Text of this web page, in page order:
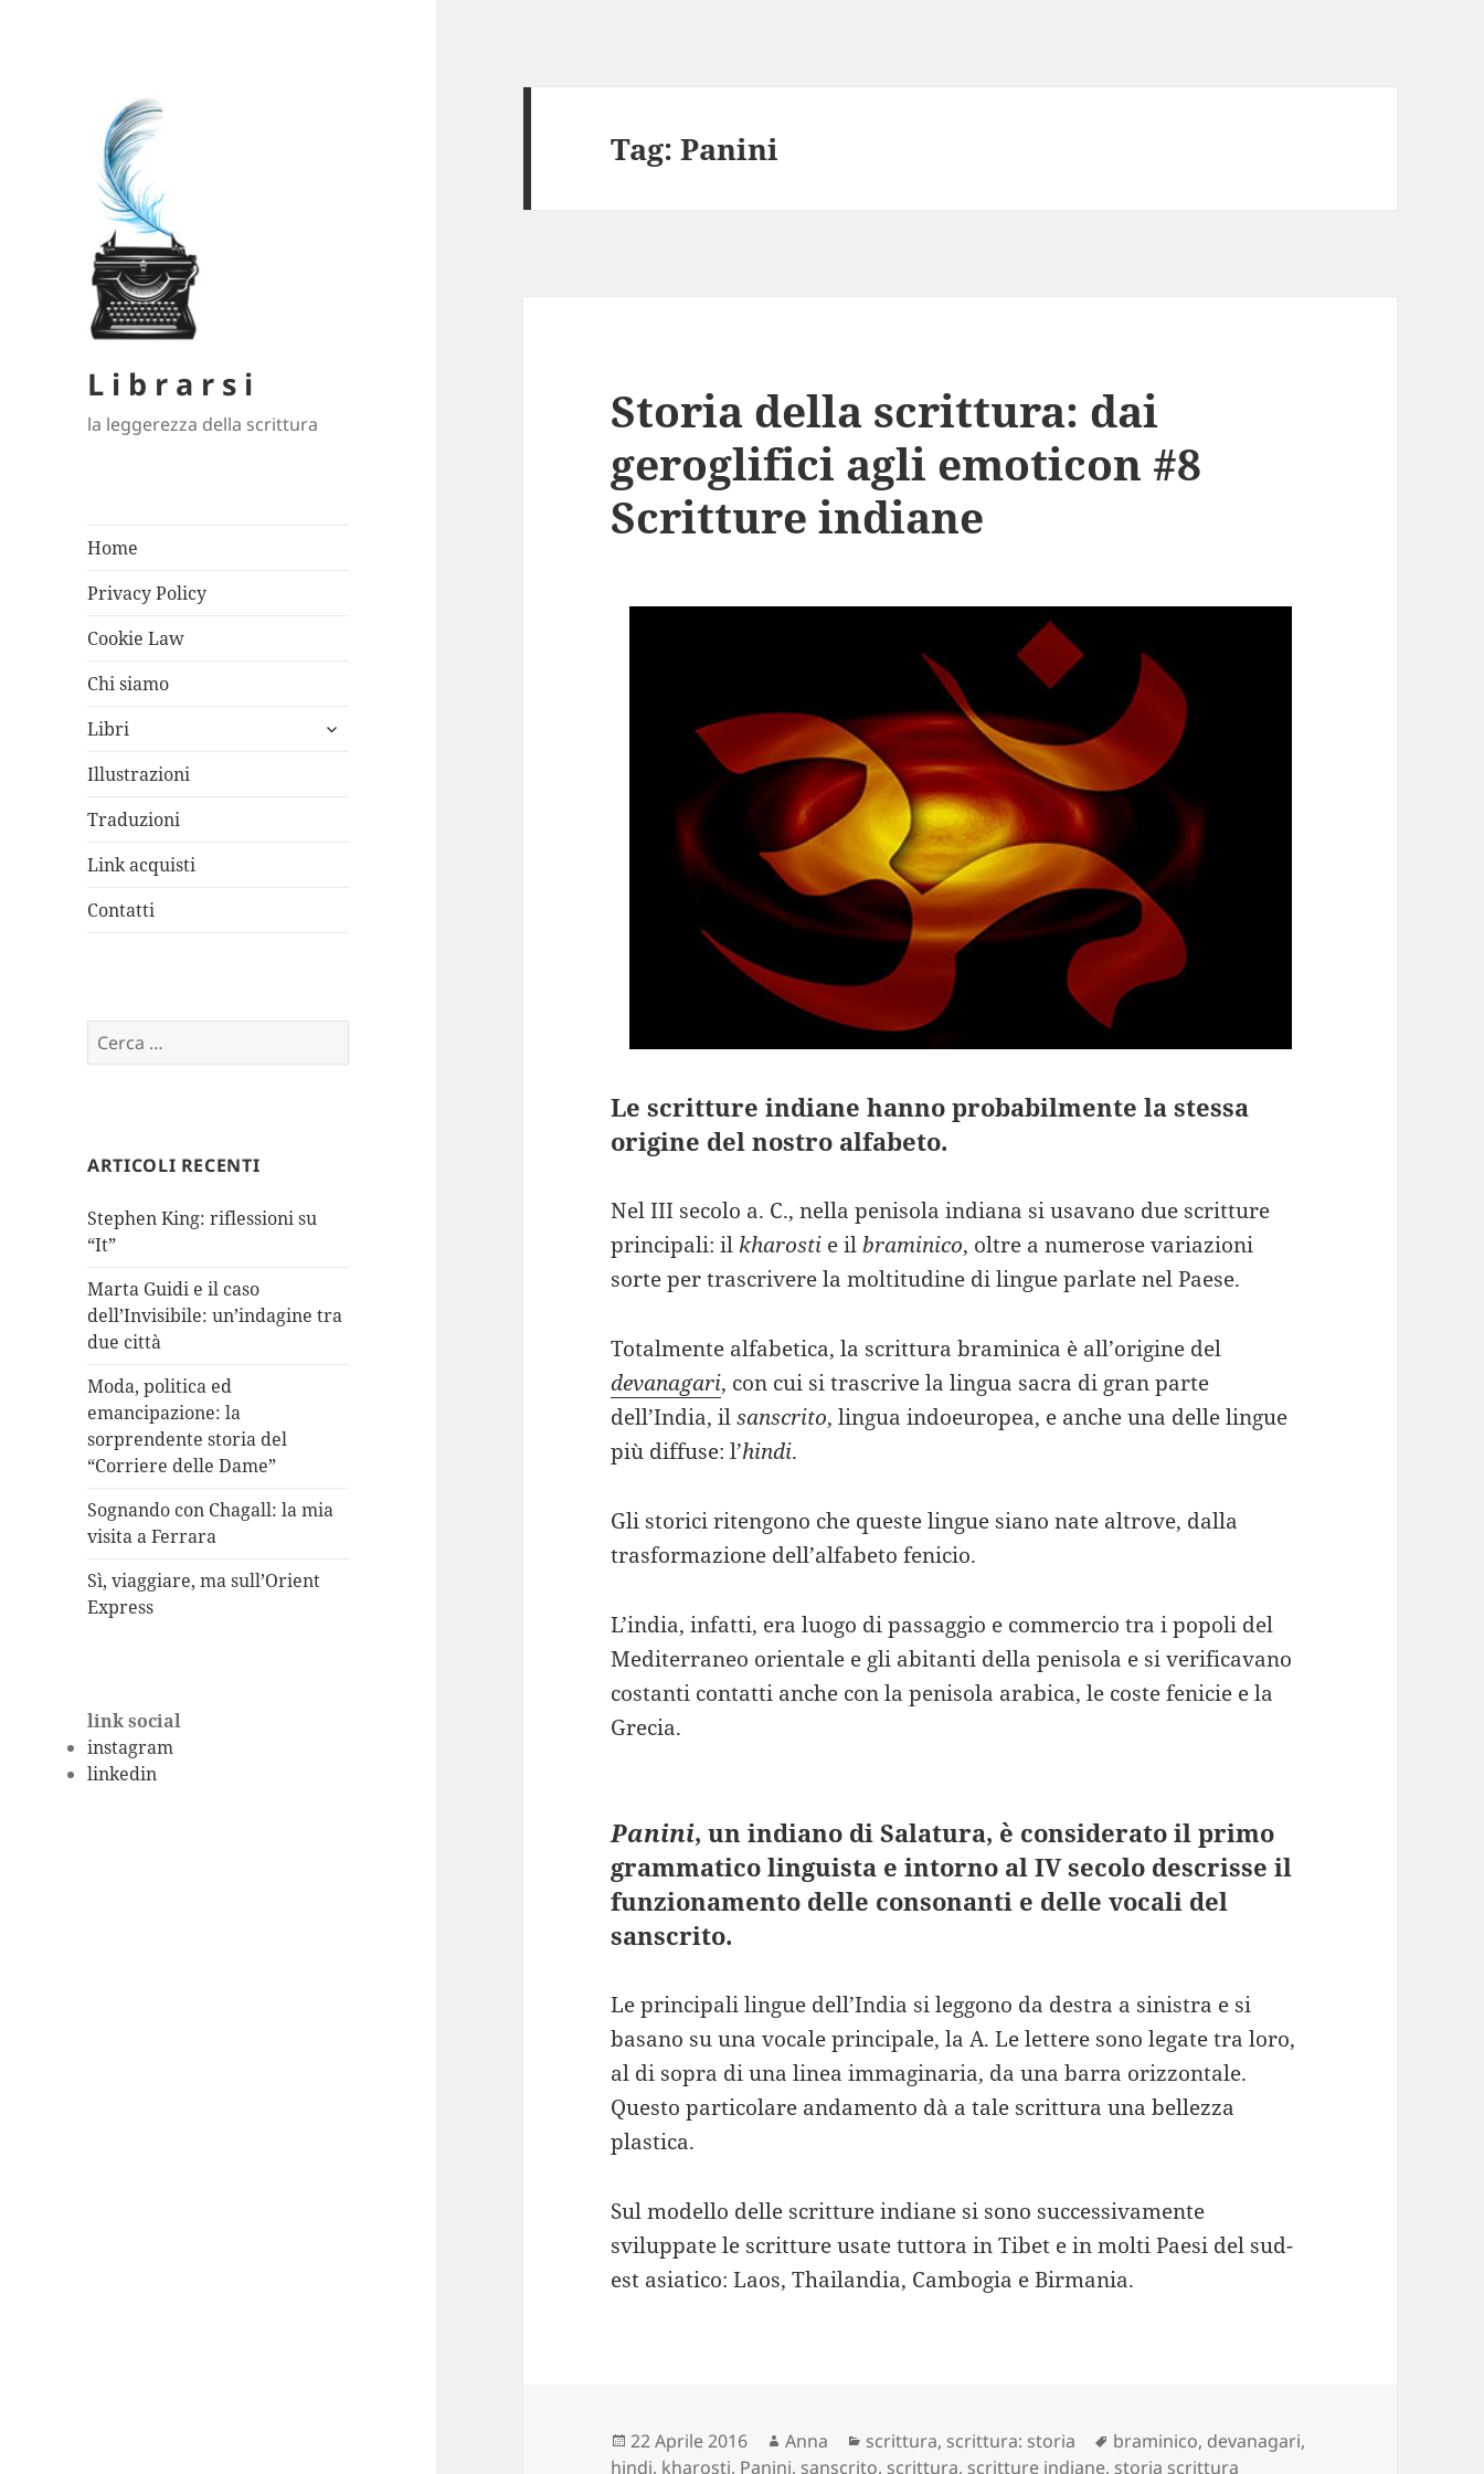
L i b r a r s i
la leggerezza della scrittura
Home
Privacy Policy
Cookie Law
Chi siamo
Libri
apri
Illustrazioni
Traduzioni
Link acquisti
Contatti
Ricerca
per:
ARTICOLI RECENTI
Stephen King: riflessioni su
“It”
Marta Guidi e il caso
dell’Invisibile: un’indagine tra
due città
Moda, politica ed
emancipazione: la
sorprendente storia del
“Corriere delle Dame”
Sognando con Chagall: la mia
visita a Ferrara
Sì, viaggiare, ma sull’Orient
Express
link social
instagram
linkedin
Tag:Panini
Storia della scrittura: dai
geroglifici agli emoticon #8
Scritture indiane
Le scritture indiane hanno probabilmente la stessa
origine del nostro alfabeto.
Nel III secolo a. C., nella penisola indiana si usavano due scritture
principali: il kharosti e ilbraminico, oltre a numerose variazioni
sorte per trascrivere la moltitudine di lingue parlate nel Paese.
Totalmente alfabetica, la scrittura braminica è all’origine del
devanagari, con cui si trascrive la lingua sacra di gran parte
dell’India, ilsanscrito, lingua indoeuropea, e anche una delle lingue
più diffuse: l’hindi.
Gli storici ritengono che queste lingue siano nate altrove, dalla
trasformazione dell’alfabeto fenicio.
L’india, infatti, era luogo di passaggio e commercio tra i popoli del
Mediterraneo orientale e gli abitanti della penisola e si verificavano
costanti contatti anche con la penisola arabica, le coste fenicie e la
Grecia.
Panini, un indiano di Salatura, è considerato il primo
grammatico linguista e intorno al IV secolo descrisse il
funzionamento delle consonanti e delle vocali del
sanscrito.
Le principali lingue dell’India si leggono da destra a sinistra e si
basano su una vocale principale, la A. Le lettere sono legate tra loro,
al di sopra di una linea immaginaria, da una barra orizzontale.
Questo particolare andamento dà a tale scrittura una bellezza
plastica.
Sul modello delle scritture indiane si sono successivamente
sviluppate le scritture usate tuttora in Tibet e in molti Paesi del sud-
est asiatico: Laos, Thailandia, Cambogia e Birmania.
Scritto
il
22 Aprile 2016 Autore
Anna Categorie
scrittura, scrittura: storia Tag
braminico, devanagari,
hindi, kharosti, Panini, sanscrito, scrittura, scritture indiane, storia scrittura